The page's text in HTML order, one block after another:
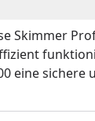
Skimmer
eine sichere